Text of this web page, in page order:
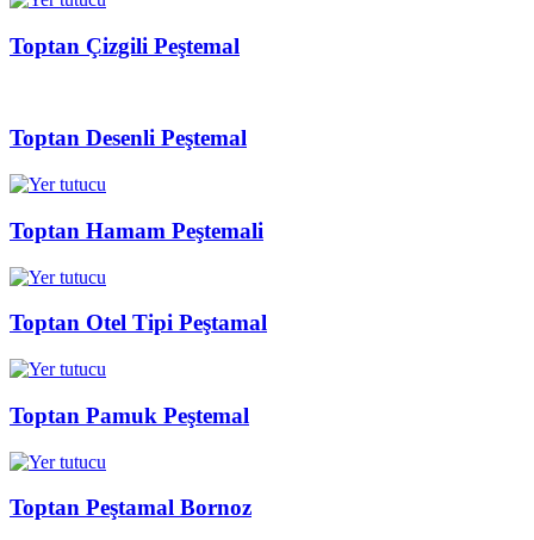
Toptan Çizgili Peştemal
Toptan Desenli Peştemal
Toptan Hamam Peştemali
Toptan Otel Tipi Peştamal
Toptan Pamuk Peştemal
Toptan Peştamal Bornoz